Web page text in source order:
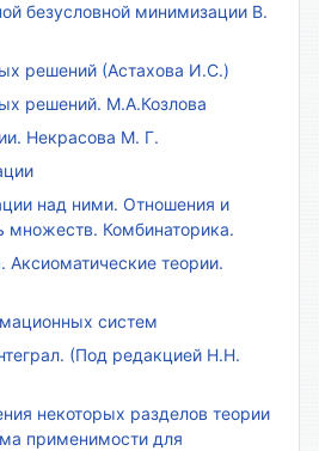
безусловной минимизации В.
решений (Астахова И.С.)
решений. М.А.Козлова
Некрасова М. Г.
над ними. Отношения и
Комбинаторика.
Аксиоматические теории.
систем
(Под редакцией Н.Н.
некоторых разделов теории
применимости для